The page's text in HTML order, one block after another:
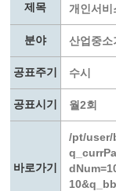
제목 개인서
분야 산업중소
공표주기 수시
공표시기 월2회
바로가기
/pt/